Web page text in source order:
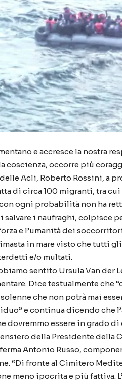
e accresce la nostra
coscienza, occorre più
Acli, Roberto Rossini, a
di circa 100 migranti, tra
ogni probabilità non ha
salvare i naufraghi, colpisce
e l’umanità dei
in mare visto che tutti
e/o multati.
sentito Ursula Van der
Dice testualmente che
che non potrà mai
e continua dicendo che
dovremmo essere in grado
della Presidente della
Antonio Russo,
“Di fronte al Cimitero
meno ipocrita e più fattiva.